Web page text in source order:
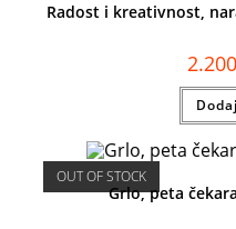
Radost i kreativnost,
OUT OF STOCK
Grlo, peta